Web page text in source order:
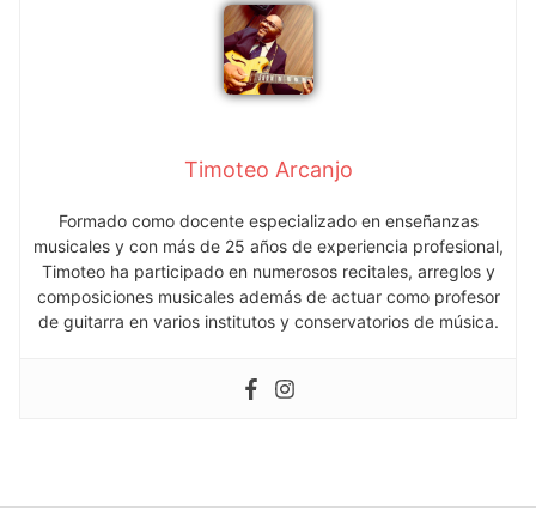
Timoteo Arcanjo
Formado como docente especializado en enseñanzas
musicales y con más de 25 años de experiencia profesional,
Timoteo ha participado en numerosos recitales, arreglos y
composiciones musicales además de actuar como profesor
de guitarra en varios institutos y conservatorios de música.